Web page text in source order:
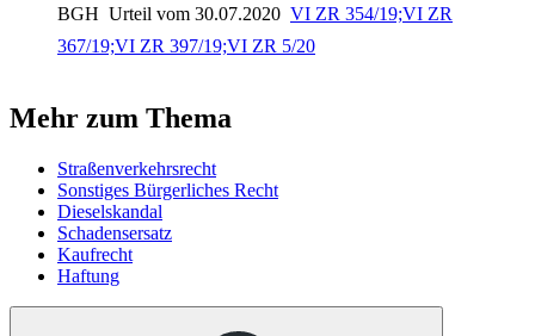
BGH Urteil vom 30.07.2020 VI ZR 354/19;VI ZR
367/19;VI ZR 397/19;VI ZR 5/20
Mehr zum Thema
Straßenverkehrsrecht
Sonstiges Bürgerliches Recht
Dieselskandal
Schadensersatz
Kaufrecht
Haftung